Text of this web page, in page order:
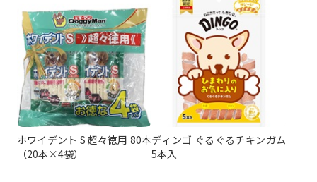
ホワイデント S 超々徳用 80本
（20本×4袋）
ディンゴ ぐるぐるチキンガム
5本入